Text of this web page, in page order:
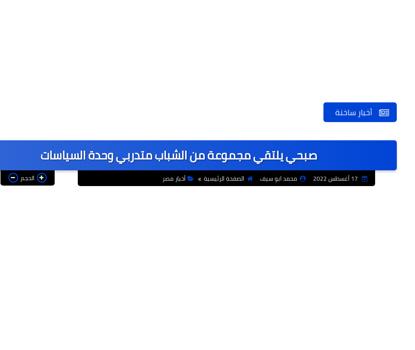
أخبار ساخنة
صبحي يلتقي مجموعة من الشباب متدربي وحدة السياسات
محمد ابو سيف الصفحة الرئيسية أخبار مصر الحجم